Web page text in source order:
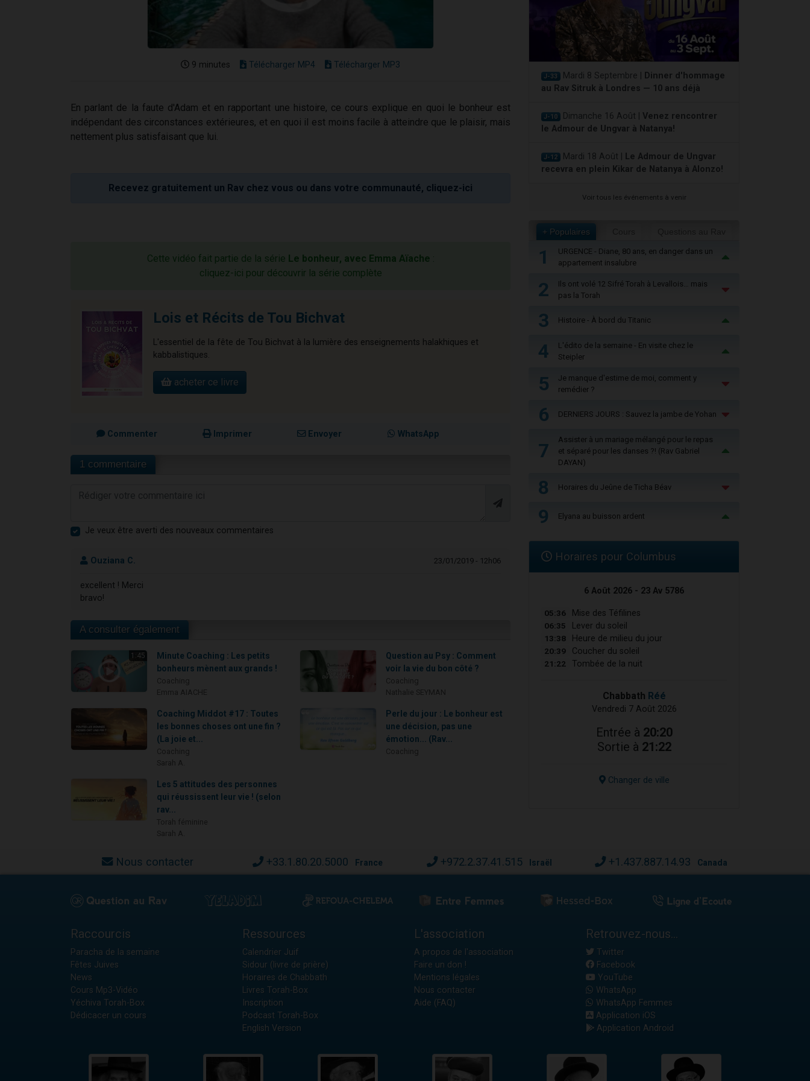
9 minutes Télécharger MP4 Télécharger MP3
En parlant de la faute d'Adam et en rapportant une histoire, ce cours explique en quoi le bonheur est
indépendant des circonstances extérieures, et en quoi il est moins facile à atteindre que le plaisir, mais
nettement plus satisfaisant que lui.
Recevez gratuitement un Rav chez vous ou dans votre communauté, cliquez-ici
Cette vidéo fait partie de la série Le bonheur, avec Emma Aïache :
cliquez-ici pour découvrir la série complète
Lois et Récits de Tou Bichvat
L'essentiel de la fête de Tou Bichvat à la lumière des enseignements halakhiques et
kabbalistiques.
acheter ce livre
Commenter Imprimer Envoyer WhatsApp
1 commentaire
Je veux être averti des nouveaux commentaires
Ouziana C. 23/01/2019 - 12h06
excellent ! Merci
bravo!
A consulter également
1:45
Minute Coaching : Les petits
bonheurs mènent aux grands !
Question au Psy : Comment
voir la vie du bon côté ?
Coaching Middot #17 : Toutes
les bonnes choses ont une fin ?
(La joie et...
Perle du jour : Le bonheur est
une décision, pas une
émotion... (Rav...
Les 5 attitudes des personnes
qui réussissent leur vie ! (selon
rav...
J-33 Mardi 8 Septembre |
Dinner d'hommage
au Rav Sitruk à Londres — 10 ans déjà
J-10 Dimanche 16 Août | Venez rencontrer
le Admour de Ungvar à Natanya!
J-12 Mardi 18 Août |
Le Admour de Ungvar
recevra en plein Kikar de Natanya à Alonzo!
Voir tous les événements à venir
+ Populaires
1
URGENCE - Diane, 80 ans, en danger dans un
appartement insalubre
2
Ils ont volé 12 Sifré Torah à Levallois… mais
pas la Torah
3 Histoire - À bord du Titanic
4
L'édito de la semaine - En visite chez le
Steipler
5
Je manque d'estime de moi, comment y
remédier ?
6 DERNIERS JOURS : Sauvez la jambe de Yohan
7
Assister à un mariage mélangé pour le repas
et séparé pour les danses ?! (Rav Gabriel
DAYAN)
8 Horaires du Jeûne de Ticha Béav
9 Elyana au buisson ardent
Horaires pour Columbus
6 Août 2026 - 23 Av 5786
05:36 Mise des Téfilines
06:35 Lever du soleil
13:38 Heure de milieu du jour
20:39 Coucher du soleil
21:22 Tombée de la nuit
Chabbath Réé
Vendredi 7 Août 2026
Entrée à 20:20
Sortie à 21:22
Changer de ville
Nous contacter +33.1.80.20.5000 France +972.2.37.41.515 Israël +1.437.887.14.93 Canada
Raccourcis
Paracha de la semaine
Fêtes Juives
News
Cours Mp3-Vidéo
Yéchiva Torah-Box
Dédicacer un cours
Ressources
Calendrier Juif
Sidour (livre de prière)
Horaires de Chabbath
Livres Torah-Box
Inscription
Podcast Torah-Box
English Version
L'association
A propos de l'association
Faire un don !
Mentions légales
Nous contacter
Aide (FAQ)
Retrouvez-nous...
Twitter
Facebook
YouTube
WhatsApp
WhatsApp Femmes
Application iOS
Application Android